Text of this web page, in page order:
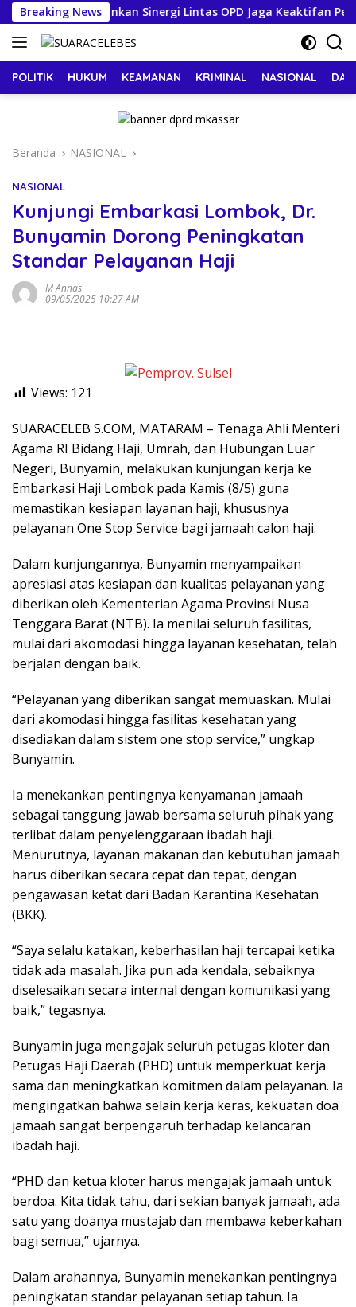
Langsung
ke
konten
Breaking News
Tekankan Sinergi Lintas OPD Jaga Keaktifan Peserta
POLITIK HUKUM KEAMANAN KRIMINAL NASIONAL
Beranda NASIONAL
NASIONAL
Kunjungi Embarkasi Lombok, Dr.
Bunyamin Dorong Peningkatan
Standar Pelayanan Haji
M Annas
09/05/2025 10:27 AM
Views: 121
SUARACELEB S.COM, MATARAM – Tenaga Ahli Menteri
Agama RI Bidang Haji, Umrah, dan Hubungan Luar
Negeri, Bunyamin, melakukan kunjungan kerja ke
Embarkasi Haji Lombok pada Kamis (8/5) guna
memastikan kesiapan layanan haji, khususnya
pelayanan One Stop Service bagi jamaah calon haji.
Dalam kunjungannya, Bunyamin menyampaikan
apresiasi atas kesiapan dan kualitas pelayanan yang
diberikan oleh Kementerian Agama Provinsi Nusa
Tenggara Barat (NTB). Ia menilai seluruh fasilitas,
mulai dari akomodasi hingga layanan kesehatan, telah
berjalan dengan baik.
“Pelayanan yang diberikan sangat memuaskan. Mulai
dari akomodasi hingga fasilitas kesehatan yang
disediakan dalam sistem one stop service,” ungkap
Bunyamin.
Ia menekankan pentingnya kenyamanan jamaah
sebagai tanggung jawab bersama seluruh pihak yang
terlibat dalam penyelenggaraan ibadah haji.
Menurutnya, layanan makanan dan kebutuhan jamaah
harus diberikan secara cepat dan tepat, dengan
pengawasan ketat dari Badan Karantina Kesehatan
(BKK).
“Saya selalu katakan, keberhasilan haji tercapai ketika
tidak ada masalah. Jika pun ada kendala, sebaiknya
diselesaikan secara internal dengan komunikasi yang
baik,” tegasnya.
Bunyamin juga mengajak seluruh petugas kloter dan
Petugas Haji Daerah (PHD) untuk memperkuat kerja
sama dan meningkatkan komitmen dalam pelayanan. Ia
mengingatkan bahwa selain kerja keras, kekuatan doa
jamaah sangat berpengaruh terhadap kelancaran
ibadah haji.
“PHD dan ketua kloter harus mengajak jamaah untuk
berdoa. Kita tidak tahu, dari sekian banyak jamaah, ada
satu yang doanya mustajab dan membawa keberkahan
bagi semua,” ujarnya.
Dalam arahannya, Bunyamin menekankan pentingnya
peningkatan standar pelayanan setiap tahun. Ia